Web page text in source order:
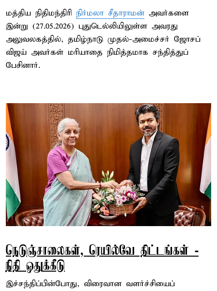
மத்திய நிதிமந்திரி நிர்மலா சீதாராமன் அவர்களை
இன்று (27.05.2026) புதுடெல்லியிலுள்ள அவரது
அலுவலகத்தில், தமிழ்நாடு முதல்-அமைச்சர் ஜோசப்
விஜய் அவர்கள் மரியாதை நிமித்தமாக சந்தித்துப்
பேசினார்.
நெடுஞ்சாலைகள், ரெயில்வே திட்டங்கள் -
நிதி ஒதுக்கீடு
இச்சந்திப்பின்போது, விரைவான வளர்ச்சியைப்